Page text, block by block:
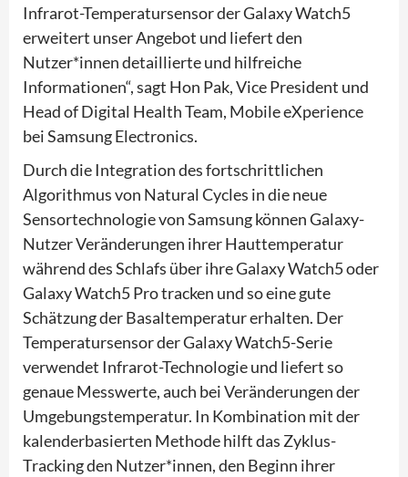
Infrarot-Temperatursensor der Galaxy Watch5
erweitert unser Angebot und liefert den
Nutzer*innen detaillierte und hilfreiche
Informationen“, sagt Hon Pak, Vice President und
Head of Digital Health Team, Mobile eXperience
bei Samsung Electronics.
Durch die Integration des fortschrittlichen
Algorithmus von Natural Cycles in die neue
Sensortechnologie von Samsung können Galaxy-
Nutzer Veränderungen ihrer Hauttemperatur
während des Schlafs über ihre Galaxy Watch5 oder
Galaxy Watch5 Pro tracken und so eine gute
Schätzung der Basaltemperatur erhalten. Der
Temperatursensor der Galaxy Watch5-Serie
verwendet Infrarot-Technologie und liefert so
genaue Messwerte, auch bei Veränderungen der
Umgebungstemperatur. In Kombination mit der
kalenderbasierten Methode hilft das Zyklus-
Tracking den Nutzer*innen, den Beginn ihrer